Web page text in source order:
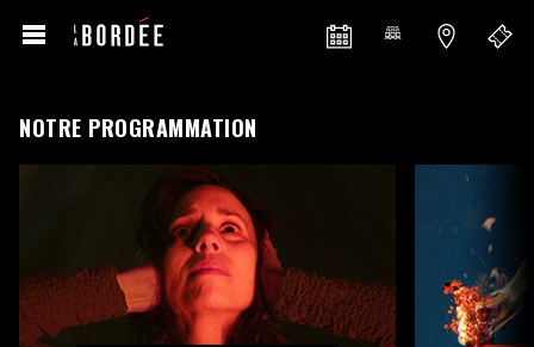
NOTRE PROGRAMMATION